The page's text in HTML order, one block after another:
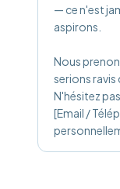
— ce n'est
aspirons.
Nous
serions ravis
N'hésitez
[Email /